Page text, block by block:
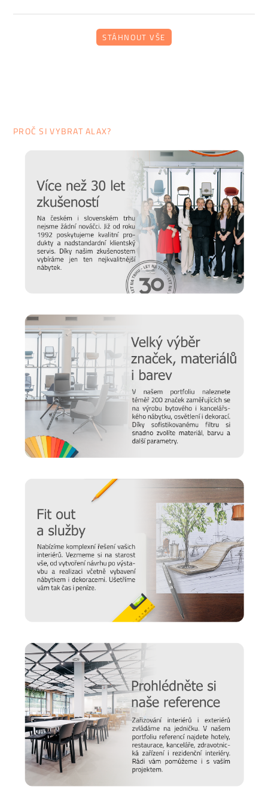
STÁHNOUT VŠE
PROČ SI VYBRAT ALAX?